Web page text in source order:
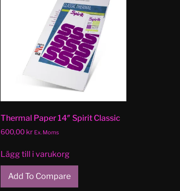
Thermal Paper 14″ Spirit Classic
600,00 kr Ex. Moms
Lägg till i varukorg
Add To Compare